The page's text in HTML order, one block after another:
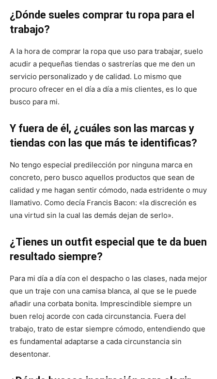
¿Dónde sueles comprar tu ropa para el
trabajo?
A la hora de comprar la ropa que uso para trabajar, suelo
acudir a pequeñas tiendas o sastrerías que me den un
servicio personalizado y de calidad. Lo mismo que
procuro ofrecer en el día a día a mis clientes, es lo que
busco para mi.
Y fuera de él, ¿cuáles son las marcas y
tiendas con las que más te identificas?
No tengo especial predilección por ninguna marca en
concreto, pero busco aquellos productos que sean de
calidad y me hagan sentir cómodo, nada estridente o muy
llamativo. Como decía Francis Bacon: «la discreción es
una virtud sin la cual las demás dejan de serlo».
¿Tienes un outfit especial que te da buen
resultado siempre?
Para mi día a día con el despacho o las clases, nada mejor
que un traje con una camisa blanca, al que se le puede
añadir una corbata bonita. Imprescindible siempre un
buen reloj acorde con cada circunstancia. Fuera del
trabajo, trato de estar siempre cómodo, entendiendo que
es fundamental adaptarse a cada circunstancia sin
desentonar.